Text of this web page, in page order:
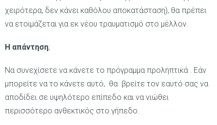
χειρότερα, δεν κάνει καθόλου αποκατάσταση), θα πρέπει
να ετοιμάζεται για εκ νέου τραυματισμό στο μέλλον.
Η απάντηση;
Να συνεχίσετε να κάνετε το πρόγραμμα προληπτικά . Εάν
μπορείτε να το κάνετε αυτό, θα βρείτε τον εαυτό σας να
αποδίδει σε υψηλότερο επίπεδο και να νιώθει
περισσότερο ανθεκτικός στο γήπεδο.